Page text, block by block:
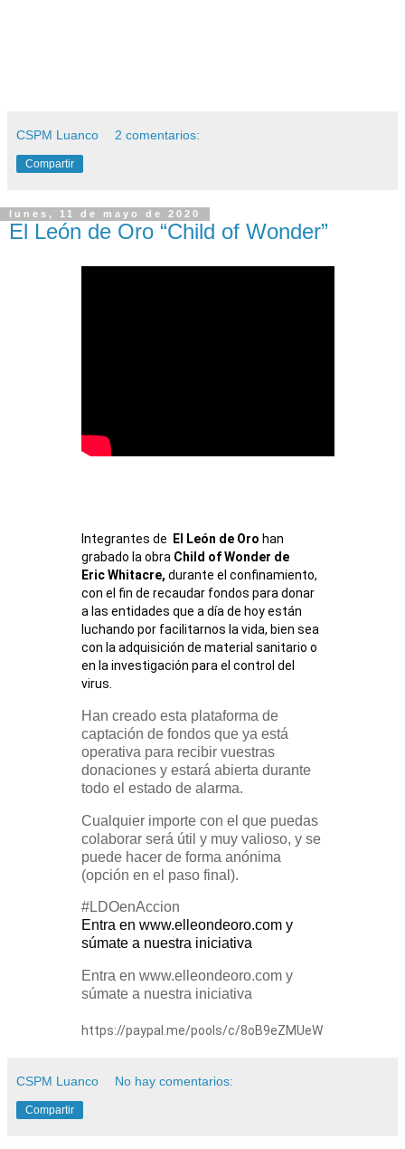
CSPM Luanco 2 comentarios:
Compartir
lunes, 11 de mayo de 2020
El León de Oro “Child of Wonder”
Integrantes de El León de Oro han
grabado la obra Child of Wonder de
Eric Whitacre, durante el confinamiento,
con el fin de recaudar fondos para donar
a las entidades que a día de hoy están
luchando por facilitarnos la vida, bien sea
con la adquisición de material sanitario o
en la investigación para el control del
virus.
Han creado esta plataforma de
captación de fondos que ya está
operativa para recibir vuestras
donaciones y estará abierta durante
todo el estado de alarma.
Cualquier importe con el que puedas
colaborar será útil y muy valioso, y se
puede hacer de forma anónima
(opción en el paso final).
#LDOenAccion
Entra en www.elleondeoro.com y
súmate a nuestra iniciativa
Entra en www.elleondeoro.com y
súmate a nuestra iniciativa
https://paypal.me/pools/c/8oB9eZMUeW
CSPM Luanco No hay comentarios:
Compartir